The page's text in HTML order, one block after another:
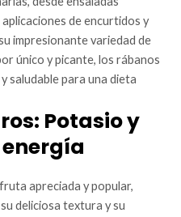
de encurtidos y
impresionante variedad de
único y picante, los rábanos
saludable para una dieta
Potasio y
apreciada y popular,
deliciosa textura y su